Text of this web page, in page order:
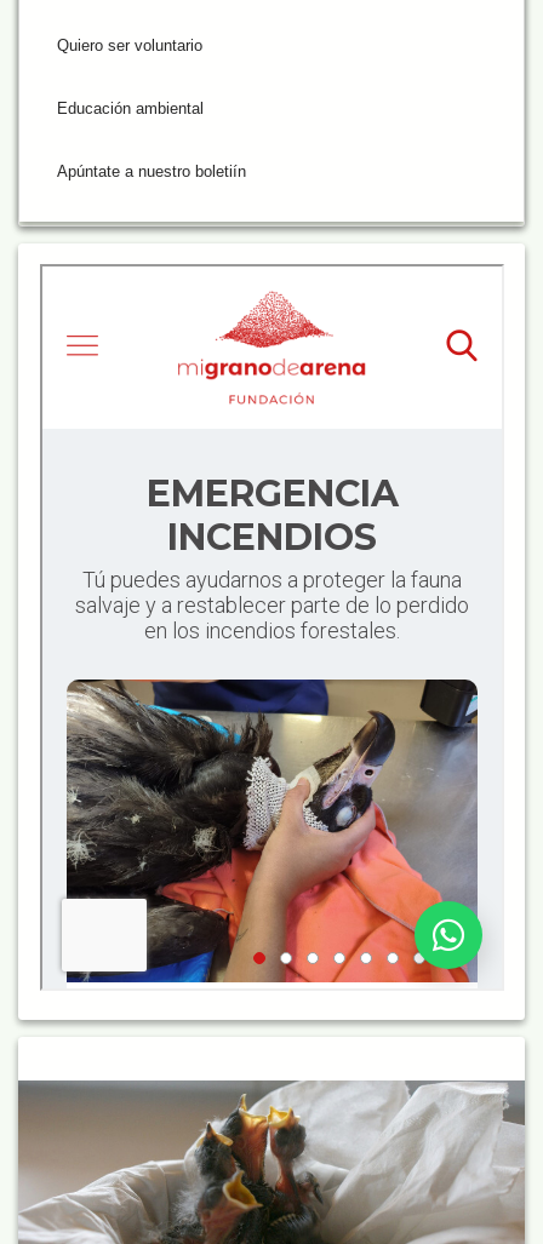
Quiero ser voluntario
Educación ambiental
Apúntate a nuestro boletiín